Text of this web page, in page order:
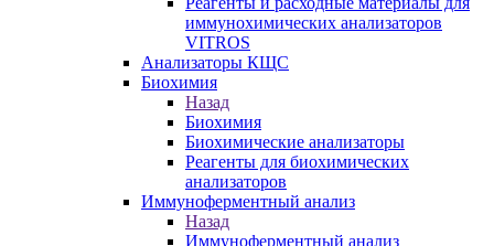
иммунохимических анализаторов
VITROS
Анализаторы КЩС
Биохимия
Назад
Биохимия
Биохимические анализаторы
Реагенты для биохимических
анализаторов
Иммуноферментный анализ
Назад
Иммуноферментный анализ